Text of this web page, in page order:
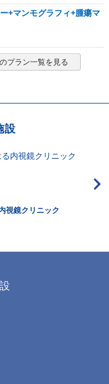
+マンモグラフィ+腫瘍マ
のプラン一覧を見る
設
視鏡クリニック